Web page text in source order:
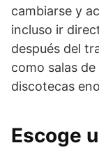
cambiarse y
incluso ir
después del
como salas
discotecas
Escoge